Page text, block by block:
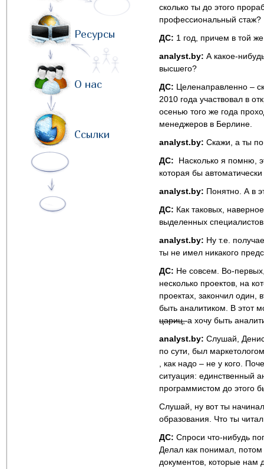
Ресурсы
О нас
Ссылки
сколько ты до этого
профессиональный стаж?
ДС: 1 год, причем в той
analyst.by: А какое-
высшего?
ДС: Целенаправленно –
2010 года участвовал в
осенью того же года
менеджеров в Берлине.
analyst.by: Скажи, а ты
ДС: Насколько я помню,
которая бы
analyst.by: Понятно. А в
ДС: Как таковых,
выделенных
analyst.by: Ну т.е.
ты не имел никакого
ДС: Не совсем. Во-
несколько проектов, на
проектах, закончил один,
быть аналитиком. В этот
цариц,а хочу быть
analyst.by: Слушай,
по сути, был
, как надо – не у кого.
ситуация: единственный
программистом до этого
Слушай, ну вот ты
образования. Что ты
ДС: Спроси что-нибудь
Делал как понимал,
документов, которые нам